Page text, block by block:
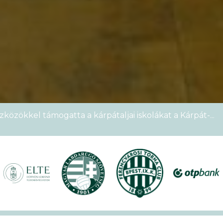
támogatta a kárpátaljai iskolákat a Kárpát-
rendezték meg a VI. Ludovika15–KEK Run
nem sportoltatok velünk – rekordokat döntött a
megnyitóval kezdetét vette a XVII. KEK!